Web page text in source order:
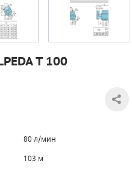
T 100
80 л/мин
103 м